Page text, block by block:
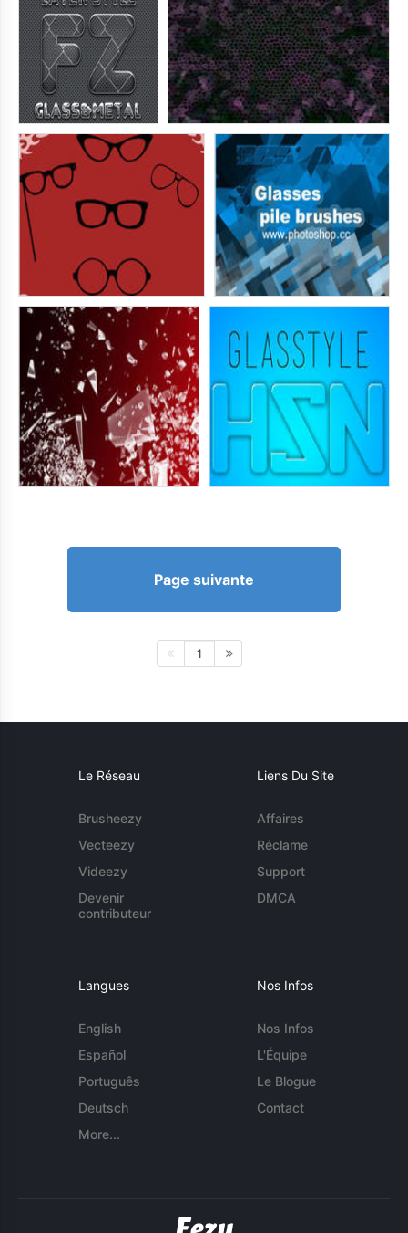
Page suivante
1
Le Réseau
Brusheezy
Vecteezy
Videezy
Devenir
contributeur
Liens Du Site
Affaires
Réclame
Support
DMCA
Langues
English
Español
Português
Deutsch
More...
Nos Infos
Nos Infos
L'Équipe
Le Blogue
Contact